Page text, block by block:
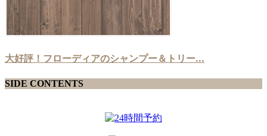
大好評！フローディアのシャンプー＆トリー...
SIDE CONTENTS